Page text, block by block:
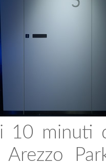
10 minuti
Arezzo